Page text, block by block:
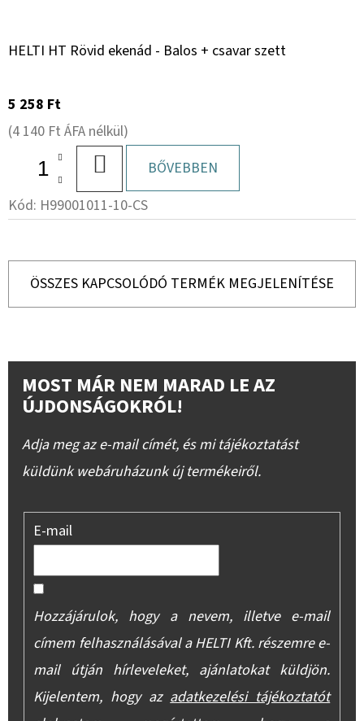
HELTI HT Rövid ekenád - Balos + csavar szett
5 258 Ft
(4 140 Ft ÁFA nélkül)
KOSÁRBABŐVEBBEN
Kód: H99001011-10-CS
ÖSSZES KAPCSOLÓDÓ TERMÉK MEGJELENÍTÉSE
MOST MÁR NEM MARAD LE AZ
ÚJDONSÁGOKRÓL!
Adja meg az e-mail címét, és mi tájékoztatást
küldünk webáruházunk új termékeiről.
E-mail
Hozzájárulok, hogy a nevem, illetve e-mail
címem felhasználásával a HELTI Kft. részemre e-
mail útján hírleveleket, ajánlatokat küldjön.
Kijelentem, hogy azadatkezelési tájékoztatót